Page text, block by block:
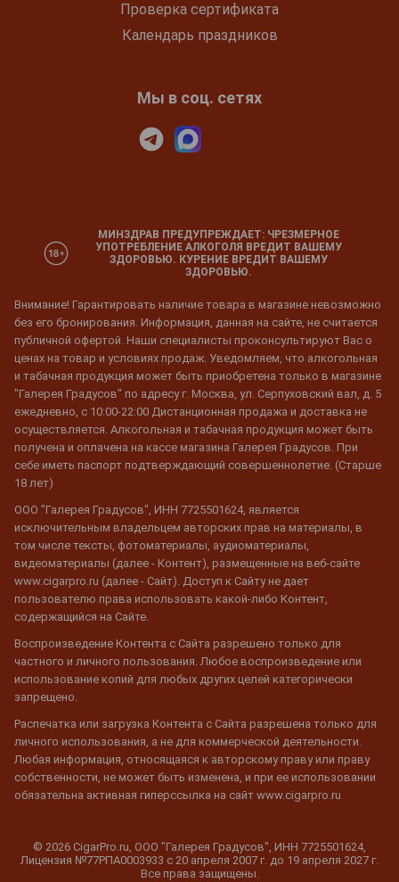
Проверка сертификата
Календарь праздников
Мы в соц. сетях
МИНЗДРАВ ПРЕДУПРЕЖДАЕТ: ЧРЕЗМЕРНОЕ
УПОТРЕБЛЕНИЕ АЛКОГОЛЯ ВРЕДИТ ВАШЕМУ
ЗДОРОВЬЮ. КУРЕНИЕ ВРЕДИТ ВАШЕМУ
ЗДОРОВЬЮ.
Внимание! Гарантировать наличие товара в магазине невозможно
без его бронирования. Информация, данная на сайте, не считается
публичной офертой. Наши специалисты проконсультируют Вас о
ценах на товар и условиях продаж. Уведомляем, что алкогольная
и табачная продукция может быть приобретена только в магазине
"Галерея Градусов" по адресу г. Москва, ул. Серпуховский вал, д. 5
ежедневно, с 10:00-22:00 Дистанционная продажа и доставка не
осуществляется. Алкогольная и табачная продукция может быть
получена и оплачена на кассе магазина Галерея Градусов. При
себе иметь паспорт подтверждающий совершеннолетие. (Старше
18 лет)
ООО "Галерея Градусов", ИНН 7725501624, является
исключительным владельцем авторских прав на материалы, в
том числе тексты, фотоматериалы, аудиоматериалы,
видеоматериалы (далее - Контент), размещенные на веб-сайте
www.cigarpro.ru (далее - Сайт). Доступ к Сайту не дает
пользователю права использовать какой-либо Контент,
содержащийся на Сайте.
Воспроизведение Контента с Сайта разрешено только для
частного и личного пользования. Любое воспроизведение или
использование копий для любых других целей категорически
запрещено.
Распечатка или загрузка Контента с Сайта разрешена только для
личного использования, а не для коммерческой деятельности.
Любая информация, относящаяся к авторскому праву или праву
собственности, не может быть изменена, и при ее использовании
обязательна активная гиперссылка на сайт www.cigarpro.ru
© 2026 CigarPro.ru, ООО "Галерея Градусов", ИНН 7725501624,
Лицензия №77РПА0003933 c 20 апреля 2007 г. до 19 апреля 2027 г.
Все права защищены.